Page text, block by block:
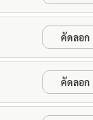
คัดลอก
คัดลอก